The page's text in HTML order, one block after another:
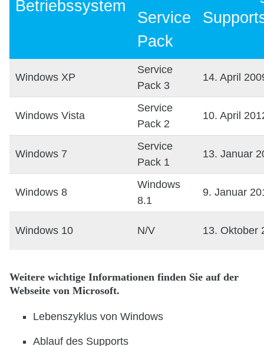
Betriebssystem
Service
Pack
Windows XP
Service
Pack 3
14. April
Windows Vista
Service
Pack 2
10. April
Windows 7
Service
Pack 1
13. Januar
Windows 8
Windows
8.1
9. Januar
Windows 10 N/V 13. Oktober
Weitere wichtige Informationen finden Sie auf der
Webseite von Microsoft.
Lebenszyklus von Windows
Ablauf des Supports